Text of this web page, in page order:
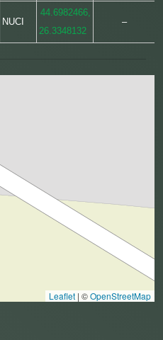
NUCI
44.6982466,
26.3348132
–
Leaflet | ©OpenStreetMap